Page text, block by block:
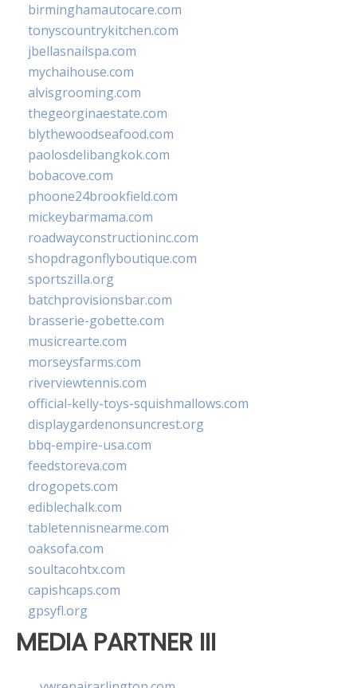
birminghamautocare.com
tonyscountrykitchen.com
jbellasnailspa.com
mychaihouse.com
alvisgrooming.com
thegeorginaestate.com
blythewoodseafood.com
paolosdelibangkok.com
bobacove.com
phoone24brookfield.com
mickeybarmama.com
roadwayconstructioninc.com
shopdragonflyboutique.com
sportszilla.org
batchprovisionsbar.com
brasserie-gobette.com
musicrearte.com
morseysfarms.com
riverviewtennis.com
official-kelly-toys-squishmallows.com
displaygardenonsuncrest.org
bbq-empire-usa.com
feedstoreva.com
drogopets.com
ediblechalk.com
tabletennisnearme.com
oaksofa.com
soultacohtx.com
capishcaps.com
gpsyfl.org
MEDIA PARTNER III